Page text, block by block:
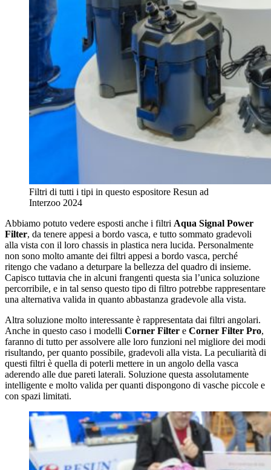
Filtri di tutti i tipi in questo espositore Resun ad
Interzoo 2024
Abbiamo potuto vedere esposti anche i filtri Aqua Signal Power
Filter, da tenere appesi a bordo vasca, e tutto sommato gradevoli
alla vista con il loro chassis in plastica nera lucida. Personalmente
non sono molto amante dei filtri appesi a bordo vasca, perché
ritengo che vadano a deturpare la bellezza del quadro di insieme.
Capisco tuttavia che in alcuni frangenti questa sia l’unica soluzione
percorribile, e in tal senso questo tipo di filtro potrebbe rappresentare
una alternativa valida in quanto abbastanza gradevole alla vista.
Altra soluzione molto interessante è rappresentata dai filtri angolari.
Anche in questo caso i modelli Corner Filter e Corner Filter Pro,
faranno di tutto per assolvere alle loro funzioni nel migliore dei modi
risultando, per quanto possibile, gradevoli alla vista. La peculiarità di
questi filtri è quella di poterli mettere in un angolo della vasca
aderendo alle due pareti laterali. Soluzione questa assolutamente
intelligente e molto valida per quanti dispongono di vasche piccole e
con spazi limitati.